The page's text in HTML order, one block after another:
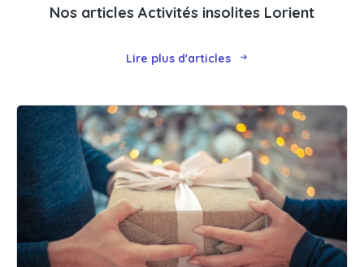
Nos articles Activités insolites Lorient
Lire plus d'articles